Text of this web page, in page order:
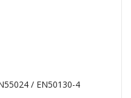
/ EN50130-4